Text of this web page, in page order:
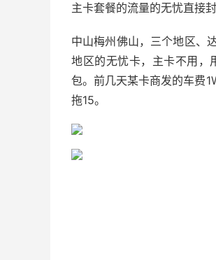
主卡套餐的流量的无忧直接封
中山梅州佛山，三个地区、
地区的无忧卡，主卡不用，
包。前几天某卡商发的车费
拖15。